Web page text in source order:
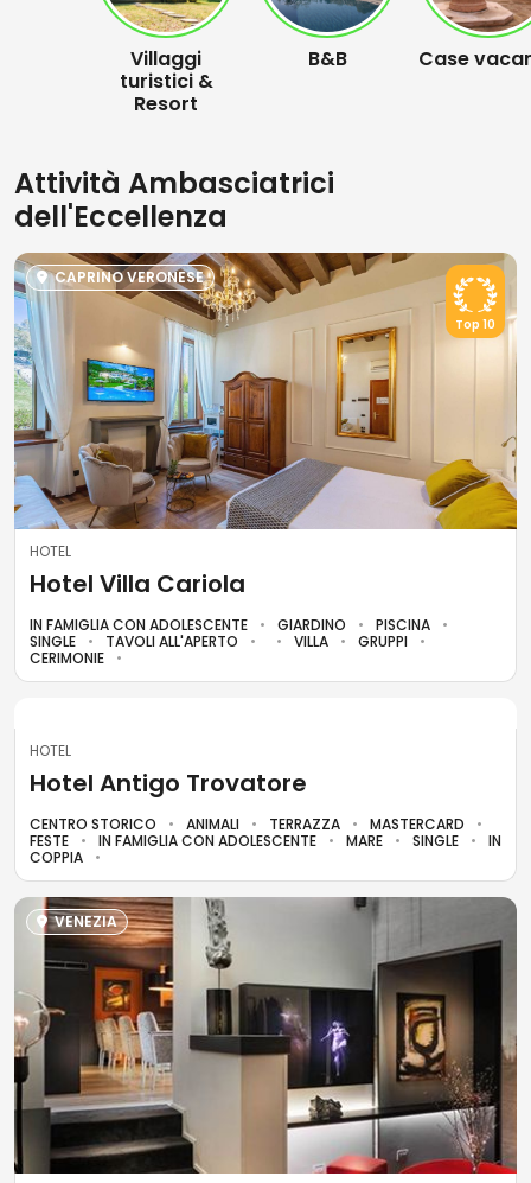
Villaggi
turistici &
Resort
B&B Case
Attività Ambasciatrici
dell'Eccellenza
CAPRINO VERONESE
Top 10
HOTEL
Hotel Villa Cariola
IN FAMIGLIA CON ADOLESCENTE GIARDINO
PISCINA
SINGLE
TAVOLI ALL'APERTO VILLA
GRUPPI
CERIMONIE
HOTEL
Hotel Antigo Trovatore
CENTRO STORICO ANIMALI TERRAZZA
MASTERCARD
FESTE
IN FAMIGLIA CON ADOLESCENTE MARE SINGLE
IN
COPPIA
VENEZIA